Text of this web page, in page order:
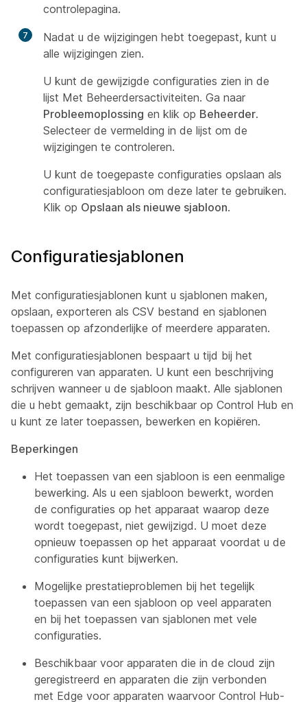
controlepagina.
7
Nadat u de wijzigingen hebt toegepast, kunt u
alle wijzigingen zien.
U kunt de gewijzigde configuraties zien in de
lijst Met Beheerdersactiviteiten. Ga naar
Probleemoplossing en klik op Beheerder.
Selecteer de vermelding in de lijst om de
wijzigingen te controleren.
U kunt de toegepaste configuraties opslaan als
configuratiesjabloon om deze later te gebruiken.
Klik op Opslaan als nieuwe sjabloon.
Configuratiesjablonen
Met configuratiesjablonen kunt u sjablonen maken,
opslaan, exporteren als CSV bestand en sjablonen
toepassen op afzonderlijke of meerdere apparaten.
Met configuratiesjablonen bespaart u tijd bij het
configureren van apparaten. U kunt een beschrijving
schrijven wanneer u de sjabloon maakt. Alle sjablonen
die u hebt gemaakt, zijn beschikbaar op Control Hub en
u kunt ze later toepassen, bewerken en kopiëren.
Beperkingen
Het toepassen van een sjabloon is een eenmalige
bewerking. Als u een sjabloon bewerkt, worden
de configuraties op het apparaat waarop deze
wordt toegepast, niet gewijzigd. U moet deze
opnieuw toepassen op het apparaat voordat u de
configuraties kunt bijwerken.
Mogelijke prestatieproblemen bij het tegelijk
toepassen van een sjabloon op veel apparaten
en bij het toepassen van sjablonen met vele
configuraties.
Beschikbaar voor apparaten die in de cloud zijn
geregistreerd en apparaten die zijn verbonden
met Edge voor apparaten waarvoor Control Hub-